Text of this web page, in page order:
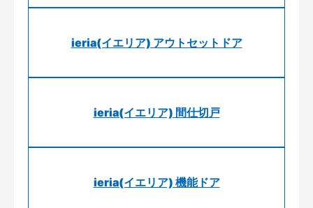
ieria(イエリア) アウトセットドア
ieria(イエリア) 間仕切戸
ieria(イエリア) 機能ドア